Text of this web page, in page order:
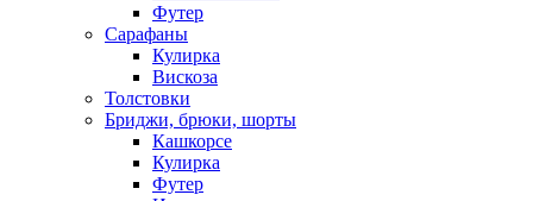
Футер
Сарафаны
Кулирка
Вискоза
Толстовки
Бриджи, брюки, шорты
Кашкорсе
Кулирка
Футер